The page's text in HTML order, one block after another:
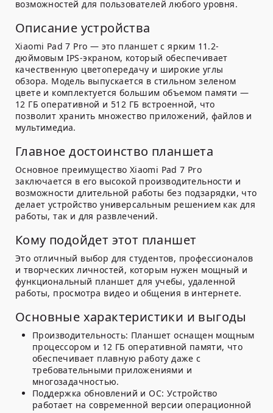
возможностей для пользователей любого уровня.
Описание устройства
Xiaomi Pad 7 Pro — это планшет с ярким 11.2-
дюймовым IPS-экраном, который обеспечивает
качественную цветопередачу и широкие углы
обзора. Модель выпускается в стильном зеленом
цвете и комплектуется большим объемом памяти —
12 ГБ оперативной и 512 ГБ встроенной, что
позволит хранить множество приложений, файлов и
мультимедиа.
Главное достоинство планшета
Основное преимущество Xiaomi Pad 7 Pro
заключается в его высокой производительности и
возможности длительной работы без подзарядки, что
делает устройство универсальным решением как для
работы, так и для развлечений.
Кому подойдет этот планшет
Это отличный выбор для студентов, профессионалов
и творческих личностей, которым нужен мощный и
функциональный планшет для учебы, удаленной
работы, просмотра видео и общения в интернете.
Основные характеристики и выгоды
Производительность: Планшет оснащен мощным
процессором и 12 ГБ оперативной памяти, что
обеспечивает плавную работу даже с
требовательными приложениями и
многозадачностью.
Поддержка обновлений и ОС: Устройство
работает на современной версии операционной